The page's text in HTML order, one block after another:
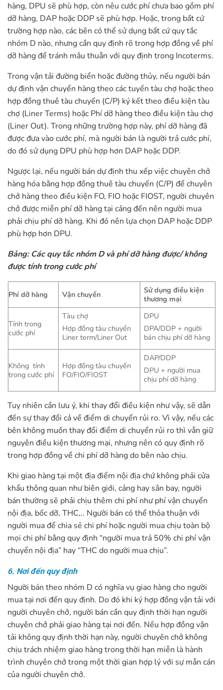
hàng, DPU sẽ phù hợp, còn nêu cước phí chưa bao gồm phí
dỡ hàng, DAP hoặc DDP sẽ phù hợp. Hoặc, trong bất cứ
trường hợp nào, các bên có thể sử dụng bất cứ quy tắc
nhóm D nào, nhưng cần quy định rõ trong hợp đồng về phí
dỡ hàng để tránh mâu thuẫn với quy định trong Incoterms.
Trong vận tải đường biển hoặc đường thủy, nếu người bán
dự định vận chuyển hàng theo các tuyến tàu chợ hoặc theo
hợp đồng thuê tàu chuyến (C/P) ký kết theo điều kiện tàu
chợ (Liner Terms) hoặc Phí dỡ hàng theo điều kiện tàu chợ
(Liner Out). Trong những trường hợp này, phí dỡ hàng đã
được đưa vào cước phí, mà người bán là người trả cước phí,
do đó sử dụng DPU phù hợp hơn DAP hoặc DDP.
Ngược lại, nếu người bán dự định thu xếp việc chuyên chở
hàng hóa bằng hợp đồng thuê tàu chuyến (C/P) để chuyên
chở hàng theo điều kiện FO, FIO hoặc FIOST, người chuyên
chở được miễn phí dỡ hàng tại cảng đến nên người mua
phải chịu phí dỡ hàng. Khi đó nên lựa chọn DAP hoặc DDP
phù hợp hơn DPU.
Bảng: Các quy tắc nhóm D và phí dỡ hàng được/ không
được tính trong cước phí
Phí dỡ hàng Vận chuyển
Sử dụng điều kiện
thương mại
Tính trong
cước phí
Tàu chợ
Hợp đồng tàu chuyến
Liner term/Liner Out
DPU
DPA/DDP + người
bán chịu phí dỡ hàng
Không tính
trong cước phí
Hợp đồng tàu chuyến
FO/FIO/FIOST
DAP/DDP
DPU + người mua
chịu phí dỡ hàng
Tuy nhiên cần lưu ý, khi thay đổi điều kiện như vậy, sẽ dẫn
đến sự thay đổi cả về điểm di chuyển rủi ro. Vì vậy, nếu các
bên không muốn thay đổi điểm di chuyển rủi ro thì vẫn giữ
nguyên điều kiện thương mại, nhưng nên có quy định rõ
trong hợp đồng về chi phí dỡ hàng do bên nào chịu.
Khi giao hàng tại một địa điểm nội địa chứ không phải cửa
khẩu thông quan như biên giới, cảng hay sân bay, người
bán thường sẽ phải chịu thêm chi phí như phí vận chuyển
nội địa, bốc dỡ, THC,.. Người bán có thể thỏa thuận với
người mua để chia sẻ chi phí hoặc người mua chịu toàn bộ
mọi chi phí bằng quy định “người mua trả 50% chi phí vận
chuyển nội địa” hay “THC do người mua chịu”.
6. Nơi đến quy định
Người bán theo nhóm D có nghĩa vụ giao hàng cho người
mua tại nơi đến quy định. Do đó khi ký hợp đồng vận tải với
người chuyên chở, người bán cần quy định thời hạn người
chuyên chở phải giao hàng tại nơi đến. Nếu hợp đồng vận
tải không quy định thời hạn này, người chuyên chở không
chịu trách nhiệm giao hàng trong thời hạn miễn là hành
trình chuyên chở trong một thời gian hợp lý với sự mẫn cán
của người chuyên chở.